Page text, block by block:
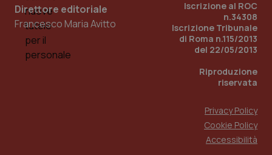
Direttore editoriale
Francesco Maria Avitto
Iscrizione al ROC
n.34308
Iscrizione Tribunale
di Roma n.115/2013
del 22/05/2013
Riproduzione
riservata
Privacy Policy
Cookie Policy
Accessibilità1
mese